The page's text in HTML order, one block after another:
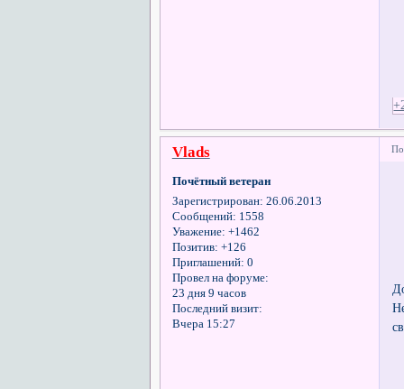
Vlads
Почётный ветеран
Зарегистрирован: 26.06.2013
Сообщений: 1558
Уважение: +1462
Позитив: +126
Приглашений: 0
Провел на форуме:
23 дня 9 часов
Последний визит:
Вчера 15:27